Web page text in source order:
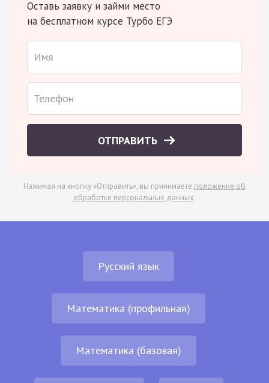
Оставь заявку и займи место
на бесплатном курсе Турбо ЕГЭ
ОТПРАВИТЬ
Нажимая на кнопку «Отправить», вы принимаете положение об
обработке персональных данных.
Русский язык
Математика (профильная)
Математика (базовая)